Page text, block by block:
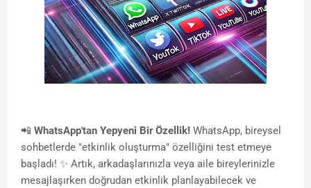
📲 WhatsApp'tan Yepyeni Bir Özellik! WhatsApp, bireysel
sohbetlerde "etkinlik oluşturma" özelliğini test etmeye
başladı! ✨ Artık, arkadaşlarınızla veya aile bireylerinizle
mesajlaşırken doğrudan etkinlik planlayabilecek ve